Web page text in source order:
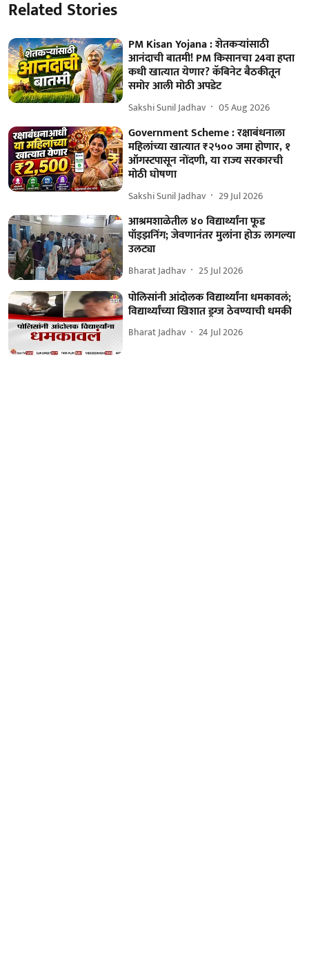
Related Stories
PM Kisan Yojana : शेतकऱ्यांसाठी
आनंदाची बातमी! PM किसानचा 24वा हप्ता
कधी खात्यात येणार? कॅबिनेट बैठकीतून
समोर आली मोठी अपडेट
Sakshi Sunil Jadhav 05 Aug 2026
Government Scheme : रक्षाबंधनाला
महिलांच्या खात्यात ₹२५०० जमा होणार, १
ऑगस्टपासून नोंदणी, या राज्य सरकारची
मोठी घोषणा
Sakshi Sunil Jadhav 29 Jul 2026
आश्रमशाळेतील ४० विद्यार्थ्यांना फूड
पॉइझनिंग; जेवणानंतर मुलांना होऊ लागल्या
उलट्या
Bharat Jadhav 25 Jul 2026
पोलिसांनी आंदोलक विद्यार्थ्यांना धमकावलं;
विद्यार्थ्यांच्या खिशात ड्रग्ज ठेवण्याची धमकी
Bharat Jadhav 24 Jul 2026